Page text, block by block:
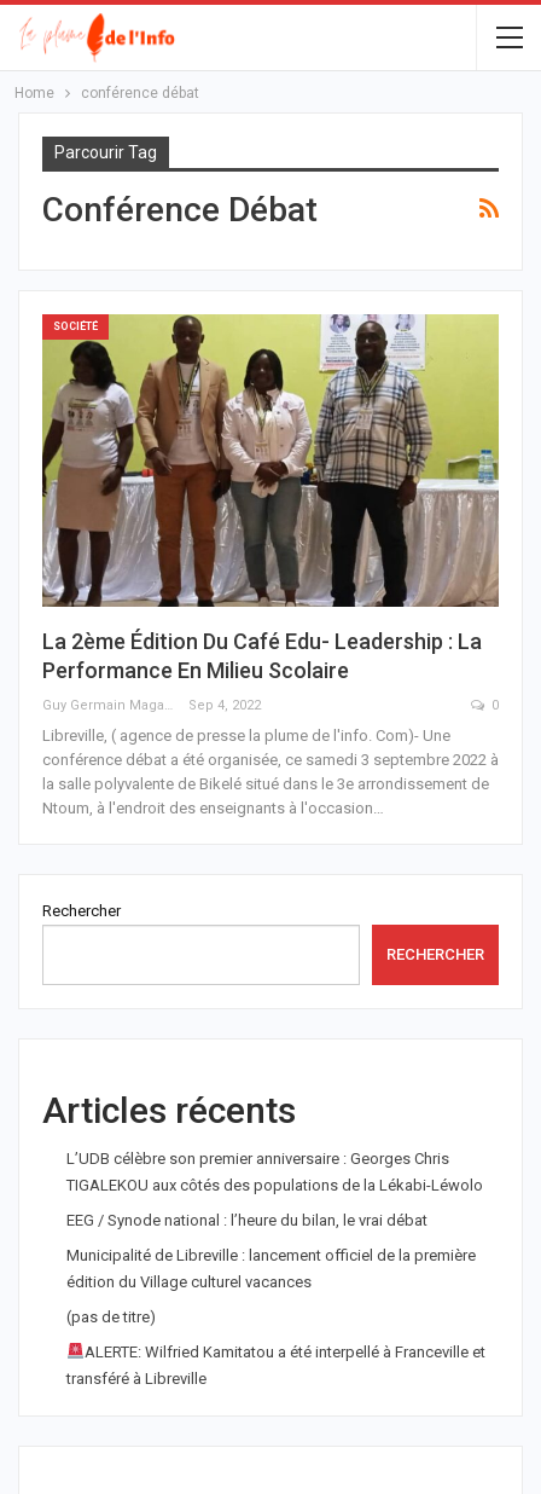
Home conférence débat
Parcourir Tag
Conférence Débat
SOCIÉTÉ
La 2ème Édition Du Café Edu- Leadership : La
Performance En Milieu Scolaire
Guy Germain Maganga Nziengui Sep 4, 2022 0
Libreville, ( agence de presse la plume de l'info. Com)- Une
conférence débat a été organisée, ce samedi 3 septembre 2022 à
la salle polyvalente de Bikelé situé dans le 3e arrondissement de
Ntoum, à l'endroit des enseignants à l'occasion
Rechercher
RECHERCHER
Articles récents
L’UDB célèbre son premier anniversaire : Georges Chris
TIGALEKOU aux côtés des populations de la Lékabi-Léwolo
EEG / Synode national : l’heure du bilan, le vrai débat
Municipalité de Libreville : lancement officiel de la première
édition du Village culturel vacances
(pas de titre)
ALERTE: Wilfried Kamitatou a été interpellé à Franceville et
transféré à Libreville